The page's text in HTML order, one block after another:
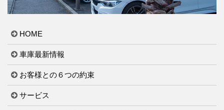
HOME
車庫最新情報
お客様との６つの約束
サービス